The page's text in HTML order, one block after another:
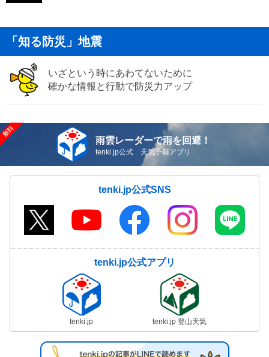
「知る防災」地震
いざという時にあわてないために
確かな情報と行動で防災力アップ
雨雲レーダーで雨を回避！
tenki.jp公式 天気予報アプリ
tenki.jp公式SNS
tenki.jp公式アプリ
tenki.jp tenki.jp 登山天気